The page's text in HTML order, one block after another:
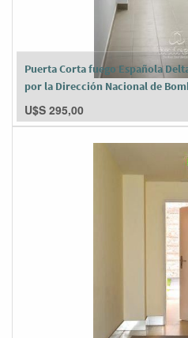
Puerta Corta fuego Española
por la Dirección Nacional de
U$S 295,00